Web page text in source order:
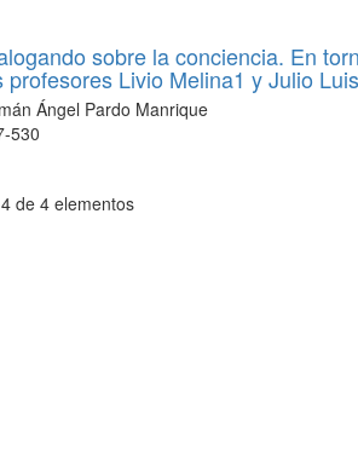
sobre la conciencia. En
profesores Livio Melina1 y Julio
Ángel Pardo Manrique
530
de 4 elementos